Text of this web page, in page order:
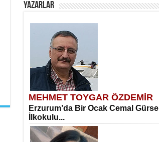
YAZARLAR
MEHMET TOYGAR ÖZDEMİR
Erzurum’da Bir Ocak Cemal Gürsel
İlkokulu...